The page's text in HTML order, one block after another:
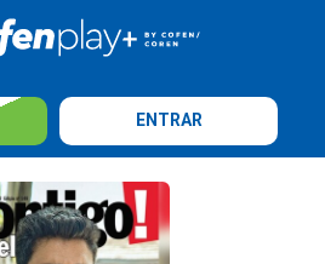
ENTRAR